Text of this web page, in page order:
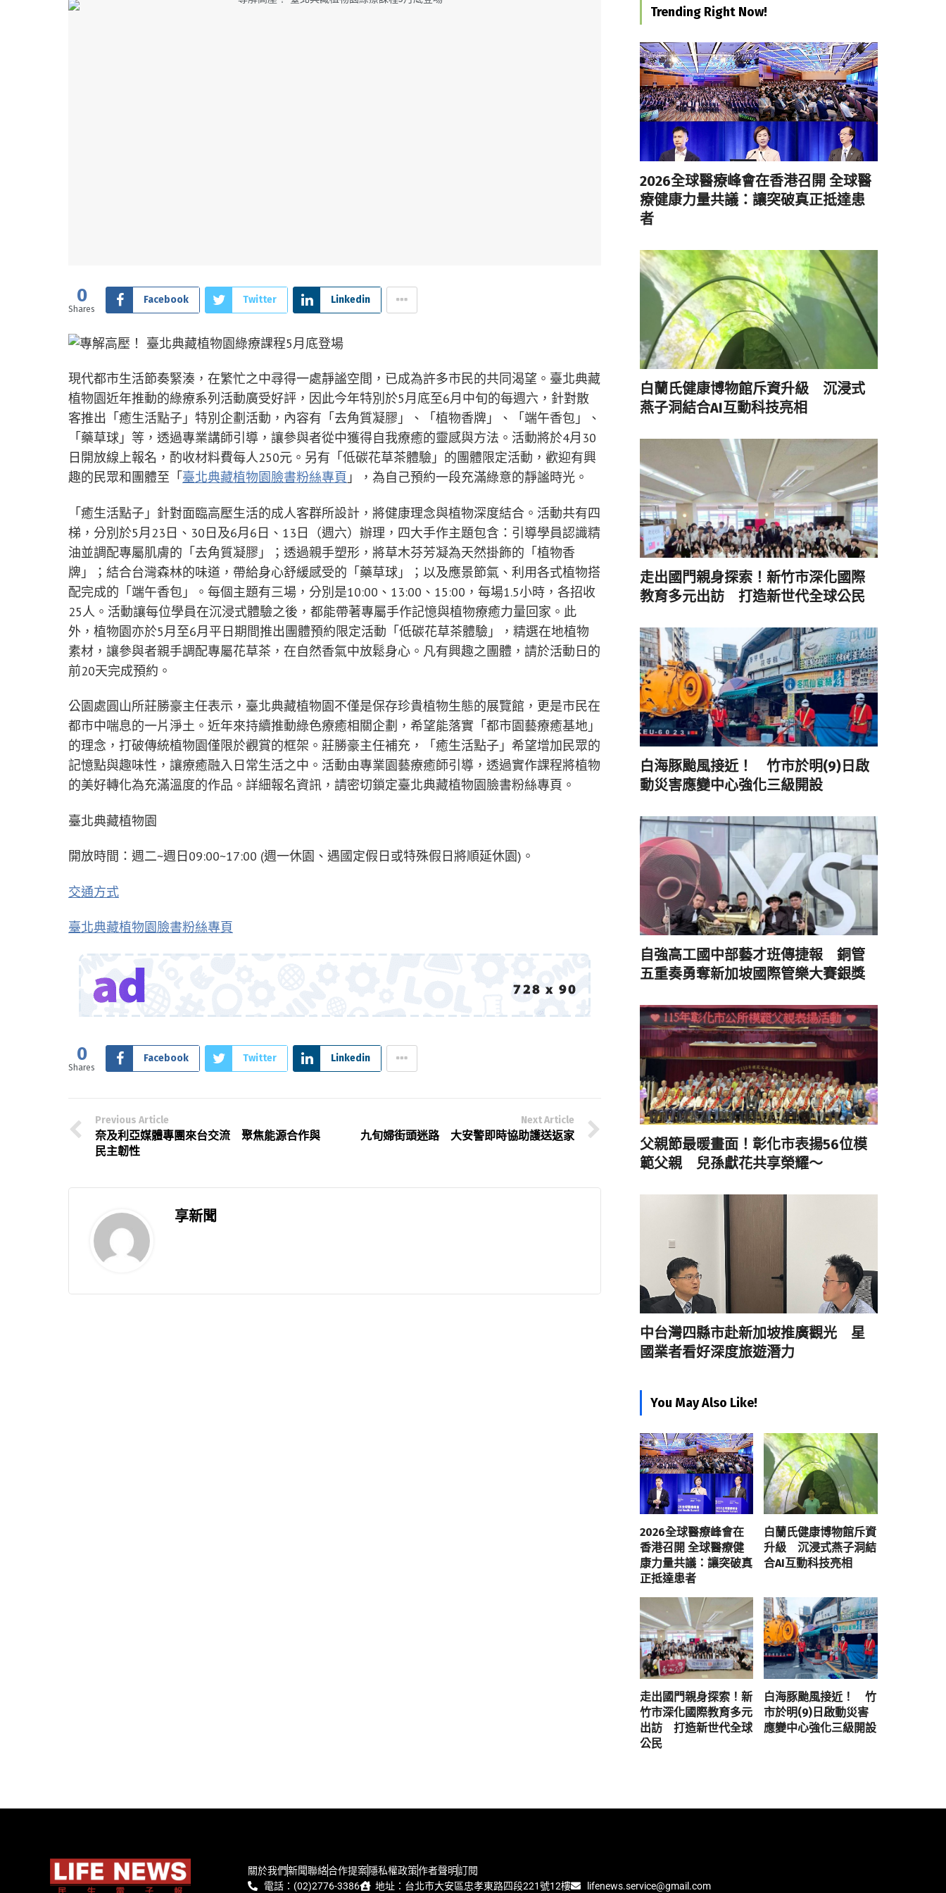
0
Shares
Facebook Twitter Linkedin
現代都市生活節奏緊湊，在繁忙之中尋得一處靜謐空間，已成為許多市民的共同渴望。臺北典藏
植物園近年推動的綠療系列活動廣受好評，因此今年特別於5月底至6月中旬的每週六，針對散
客推出「癒生活點子」特別企劃活動，內容有「去角質凝膠」、「植物香牌」、「端午香包」、
「藥草球」等，透過專業講師引導，讓參與者從中獲得自我療癒的靈感與方法。活動將於4月30
日開放線上報名，酌收材料費每人250元。另有「低碳花草茶體驗」的團體限定活動，歡迎有興
趣的民眾和團體至「臺北典藏植物園臉書粉絲專頁 」，為自己預約一段充滿綠意的靜謐時光。
「癒生活點子」針對面臨高壓生活的成人客群所設計，將健康理念與植物深度結合。活動共有四
梯，分別於5月23日、30日及6月6日、13日（週六）辦理，四大手作主題包含：引導學員認識精
油並調配專屬肌膚的「去角質凝膠」；透過親手塑形，將草木芬芳凝為天然掛飾的「植物香
牌」；結合台灣森林的味道，帶給身心舒緩感受的「藥草球」；以及應景節氣、利用各式植物搭
配完成的「端午香包」。每個主題有三場，分別是10:00、13:00、15:00，每場1.5小時，各招收
25人。活動讓每位學員在沉浸式體驗之後，都能帶著專屬手作記憶與植物療癒力量回家。此
外，植物園亦於5月至6月平日期間推出團體預約限定活動「低碳花草茶體驗」，精選在地植物
素材，讓參與者親手調配專屬花草茶，在自然香氣中放鬆身心。凡有興趣之團體，請於活動日的
前20天完成預約。
公園處圓山所莊勝豪主任表示，臺北典藏植物園不僅是保存珍貴植物生態的展覽館，更是市民在
都市中喘息的一片淨土。近年來持續推動綠色療癒相關企劃，希望能落實「都市園藝療癒基地」
的理念，打破傳統植物園僅限於觀賞的框架。莊勝豪主任補充，「癒生活點子」希望增加民眾的
記憶點與趣味性，讓療癒融入日常生活之中。活動由專業園藝療癒師引導，透過實作課程將植物
的美好轉化為充滿溫度的作品。詳細報名資訊，請密切鎖定臺北典藏植物園臉書粉絲專頁。
臺北典藏植物園
開放時間：週二~週日09:00~17:00 (週一休園、遇國定假日或特殊假日將順延休園)。
交通方式
臺北典藏植物園臉書粉絲專頁
0
Shares
Facebook Twitter Linkedin
Previous Article
奈及利亞媒體專團來台交流 聚焦能源合作與
民主韌性
Next Article
九旬婦街頭迷路 大安警即時協助護送返家
享新聞
Trending Right Now!
2026全球醫療峰會在香港召開 全球醫
療健康力量共議：讓突破真正抵達患
者
白蘭氏健康博物館斥資升級 沉浸式
燕子洞結合AI互動科技亮相
走出國門親身探索！新竹市深化國際
教育多元出訪 打造新世代全球公民
白海豚颱風接近！ 竹市於明(9)日啟
動災害應變中心強化三級開設
自強高工國中部藝才班傳捷報 銅管
五重奏勇奪新加坡國際管樂大賽銀獎
父親節最暖畫面！彰化市表揚56位模
範父親 兒孫獻花共享榮耀～
中台灣四縣市赴新加坡推廣觀光 星
國業者看好深度旅遊潛力
You May Also Like!
2026全球醫療峰會在
香港召開 全球醫療健
康力量共議：讓突破真
正抵達患者
白蘭氏健康博物館斥資
升級 沉浸式燕子洞結
合AI互動科技亮相
走出國門親身探索！新
竹市深化國際教育多元
出訪 打造新世代全球
公民
白海豚颱風接近！ 竹
市於明(9)日啟動災害
應變中心強化三級開設
關於我們新聞聯絡合作提案隱私權政策作者聲明訂閱
電話：(02)2776-3386
地址：台北市大安區忠孝東路四段221號12樓 lifenews.service@gmail.com